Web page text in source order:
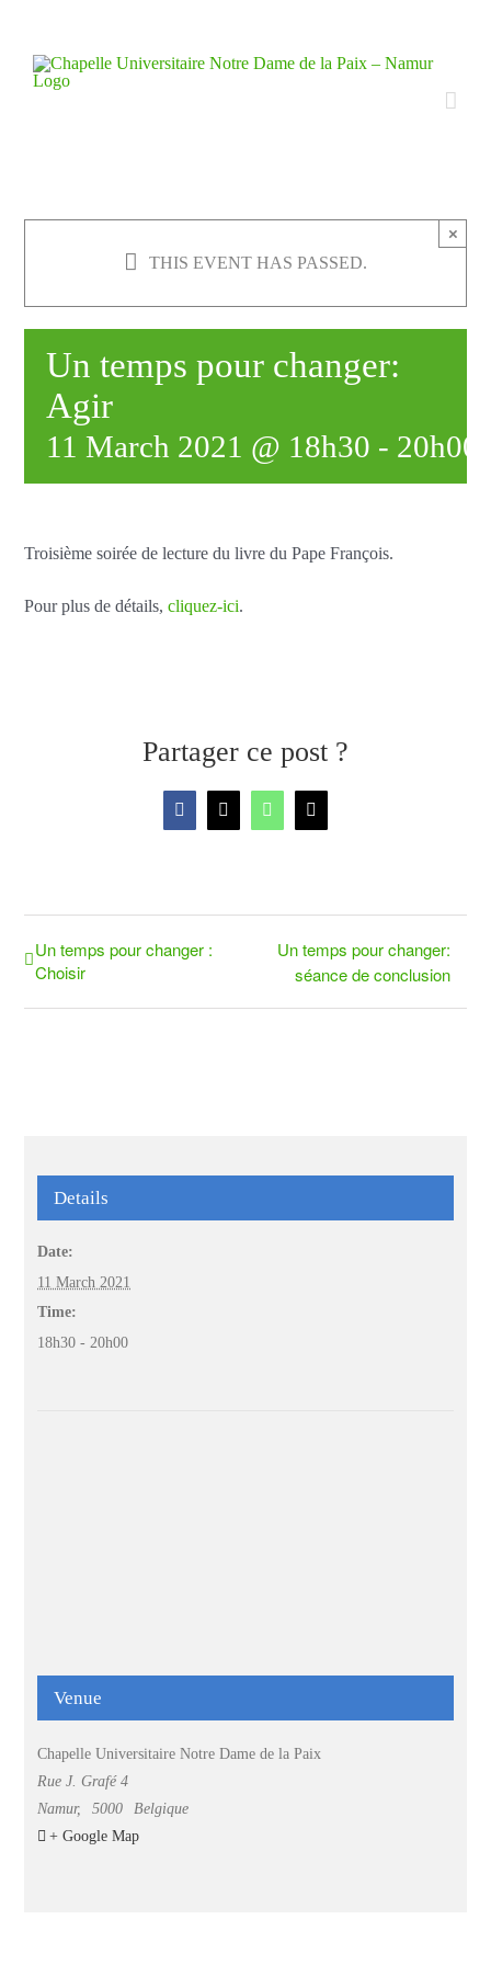
content
THIS EVENT HAS PASSED.
×
Un temps pour changer:
Agir
11 March 2021 @ 18h30 - 20h00
Troisième soirée de lecture du livre du Pape François.
Pour plus de détails,cliquez-ici.
Partager ce post ?
Facebook
X WhatsApp
Email
Un temps pour changer :
Choisir
Un temps pour changer:
séance de conclusion
Details
Date:
11 March 2021
Time:
18h30 - 20h00
Venue
Chapelle Universitaire Notre Dame de la Paix
Rue J. Grafé 4
Namur, 5000
Belgique
+ Google Map